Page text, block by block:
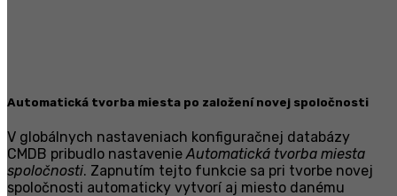
Automatická tvorba miesta po založení novej spoločnosti
V globálnych nastaveniach konfiguračnej databázy
CMDB pribudlo nastavenieAutomatická tvorba miesta
spoločnosti. Zapnutím tejto funkcie sa pri tvorbe novej
spoločnosti automaticky vytvorí aj miesto danému